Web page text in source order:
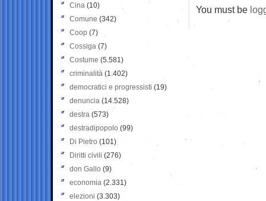
You must be
Cina (10)
Comune (342)
Coop (7)
Cossiga (7)
Costume (5.581)
criminalità (1.402)
democratici e progressisti (19)
denuncia (14.528)
destra (573)
destradipopolo (99)
Di Pietro (101)
Diritti civili (276)
don Gallo (9)
economia (2.331)
elezioni (3.303)